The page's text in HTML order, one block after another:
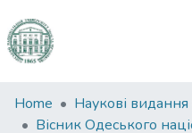
Communities
&
Home